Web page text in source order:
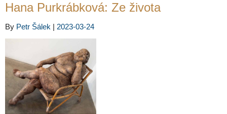
Hana Purkrábková: Ze života
By Petr Šálek | 2023-03-24